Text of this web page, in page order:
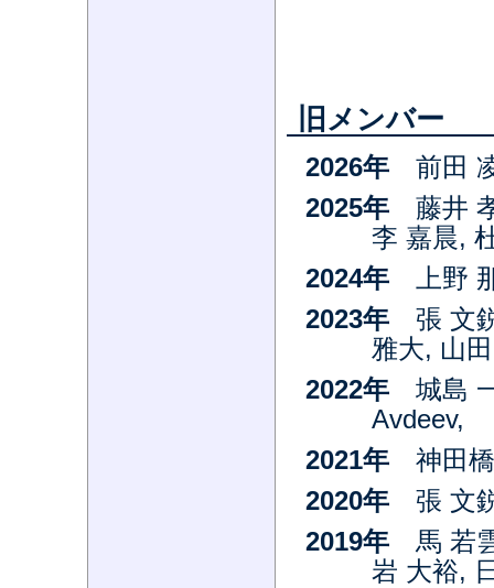
旧メンバー
2026年 前田
2025年 藤井
李 嘉晨,
2024年
上野
2023年 張 文
雅大, 山
2022年 城島
Avdeev,
2021年 神田
2020年 張 文
2019年 馬 若
岩 大裕,